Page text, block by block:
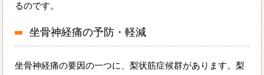
るのです。
坐骨神経痛の予防・軽減
坐骨神経痛の要因の一つに、梨状筋症候群があります。梨